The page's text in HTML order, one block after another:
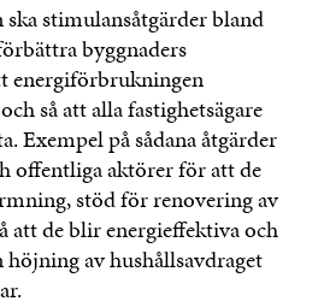
stimulansåtgärder bland
byggnaders
energiförbrukningen
så att alla fastighetsägare
Exempel på sådana åtgärder
offentliga aktörer för att de
stöd för renovering av
att de blir energieffektiva och
höjning av hushållsavdraget